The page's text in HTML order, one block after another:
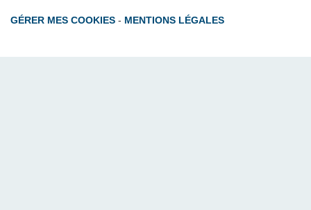
GÉRER MES COOKIES - MENTIONS LÉGALES